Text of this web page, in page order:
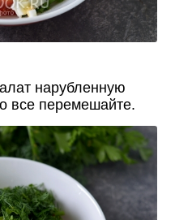
нарубленную
все перемешайте.